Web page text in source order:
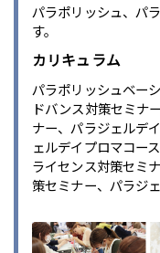
パラポリッシュ、パ
す。
カリキュラム
パラポリッシュベー
ドバンス対策セミナ
ナー、パラジェルデ
ェルデイプロマコー
ライセンス対策セミ
策セミナー、パラジ